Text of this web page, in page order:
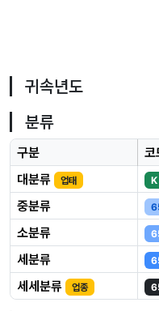
귀속년도
분류
구분 코
대분류
업태 K
중분류
소분류
세분류
세세분류
업종